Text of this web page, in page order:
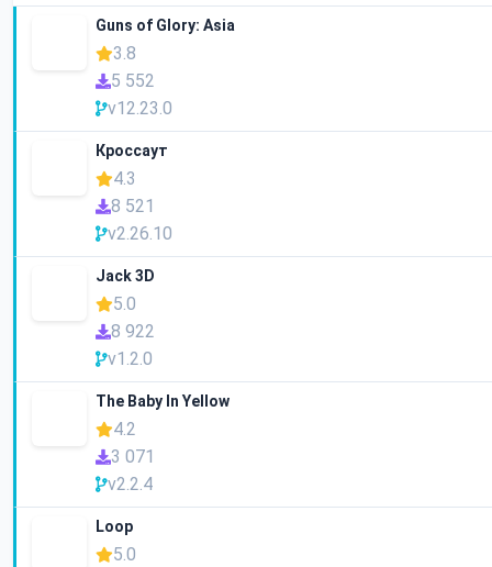
Guns of Glory: Asia
3.8
5 552
v12.23.0
Кроссаут
4.3
8 521
v2.26.10
Jack 3D
5.0
8 922
v1.2.0
The Baby In Yellow
4.2
3 071
v2.2.4
Loop
5.0